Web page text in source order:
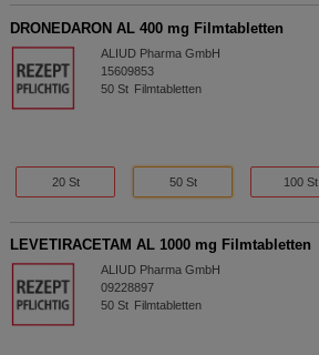
DRONEDARON AL 400 mg Filmtabletten
ALIUD Pharma GmbH
15609853
50 St Filmtabletten
20 St 50 St 100 St
LEVETIRACETAM AL 1000 mg Filmtabletten
ALIUD Pharma GmbH
09228897
50 St Filmtabletten